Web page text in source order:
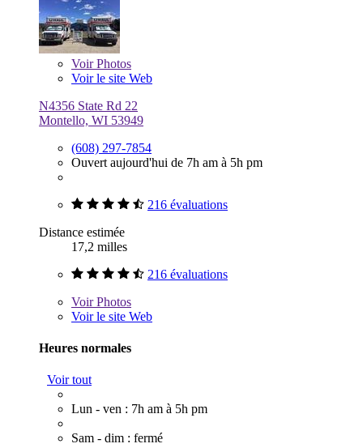
VoirPhotos
Voir le site Web
N4356 State Rd 22
Montello, WI 53949
(608) 297-7854
Ouvert aujourd'hui de 7h am à 5h pm
216 évaluations
Distance estimée
17,2 milles
216 évaluations
VoirPhotos
Voir le site Web
Heures normales
Voir tout
Lun - ven : 7h am à 5h pm
Sam - dim : fermé